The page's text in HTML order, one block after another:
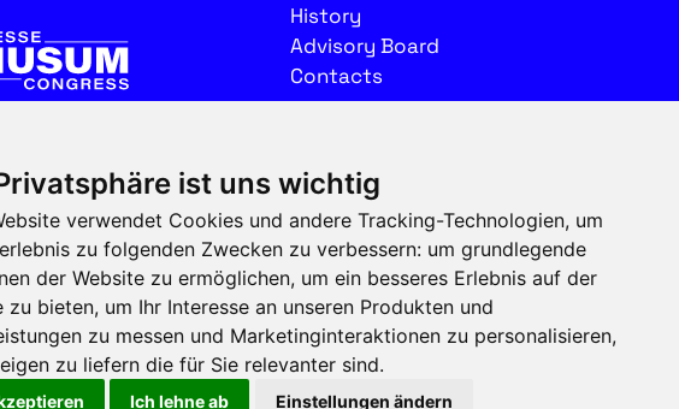
ist uns wichtig
verwendet Cookies und andere Tracking-Technologien, um
zu folgenden Zwecken zu verbessern: um grundlegende
der Website zu ermöglichen, um ein besseres Erlebnis auf der
zu bieten, um Ihr Interesse an unseren Produkten und
zu messen und Marketinginteraktionen zu personalisieren,
zu liefern die für Sie relevanter sind.
Ich lehne ab Einstellungen ändern
History
Advisory Board
Contacts
Imprint
Privacy
Terms of use
Follow us on social media